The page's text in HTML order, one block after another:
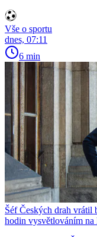
Vše o sportu
dnes, 07:11
6 min
Šéf Českých drah vrátil
hodin vysvětlováním